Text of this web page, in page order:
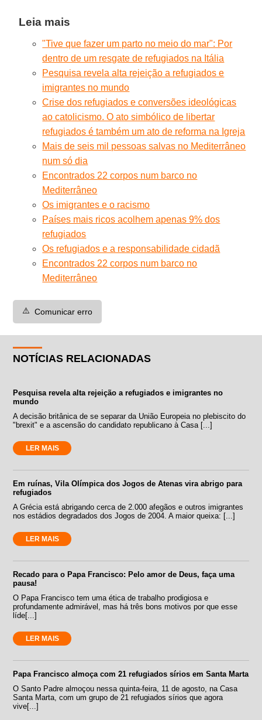
Leia mais
"Tive que fazer um parto no meio do mar": Por
dentro de um resgate de refugiados na Itália
Pesquisa revela alta rejeição a refugiados e
imigrantes no mundo
Crise dos refugiados e conversões ideológicas
ao catolicismo. O ato simbólico de libertar
refugiados é também um ato de reforma na Igreja
Mais de seis mil pessoas salvas no Mediterrâneo
num só dia
Encontrados 22 corpos num barco no
Mediterrâneo
Os imigrantes e o racismo
Países mais ricos acolhem apenas 9% dos
refugiados
Os refugiados e a responsabilidade cidadã
Encontrados 22 corpos num barco no
Mediterrâneo
⚠️ Comunicar erro
NOTÍCIAS RELACIONADAS
Pesquisa revela alta rejeição a refugiados e imigrantes no
mundo
A decisão britânica de se separar da União Europeia no plebiscito do
"brexit" e a ascensão do candidato republicano à Casa [...]
LER MAIS
Em ruínas, Vila Olímpica dos Jogos de Atenas vira abrigo para
refugiados
A Grécia está abrigando cerca de 2.000 afegãos e outros imigrantes
nos estádios degradados dos Jogos de 2004. A maior queixa: [...]
LER MAIS
Recado para o Papa Francisco: Pelo amor de Deus, faça uma
pausa!
O Papa Francisco tem uma ética de trabalho prodigiosa e
profundamente admirável, mas há três bons motivos por que esse
líde[...]
LER MAIS
Papa Francisco almoça com 21 refugiados sírios em Santa Marta
O Santo Padre almoçou nessa quinta-feira, 11 de agosto, na Casa
Santa Marta, com um grupo de 21 refugiados sírios que agora
vive[...]